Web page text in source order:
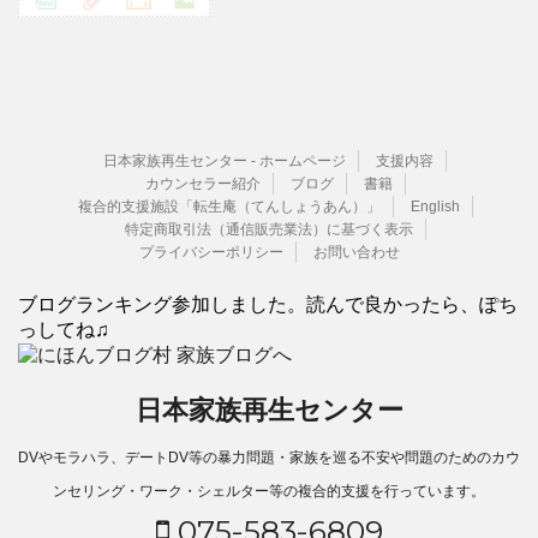
日本家族再生センター - ホームページ
支援内容
カウンセラー紹介
ブログ
書籍
複合的支援施設「転生庵（てんしょうあん）」
English
特定商取引法（通信販売業法）に基づく表示
プライバシーポリシー
お問い合わせ
ブログランキング参加しました。読んで良かったら、ぽち
っしてね♫
日本家族再生センター
DVやモラハラ、デートDV等の暴力問題・家族を巡る不安や問題のためのカウ
ンセリング・ワーク・シェルター等の複合的支援を行っています。
075-583-6809